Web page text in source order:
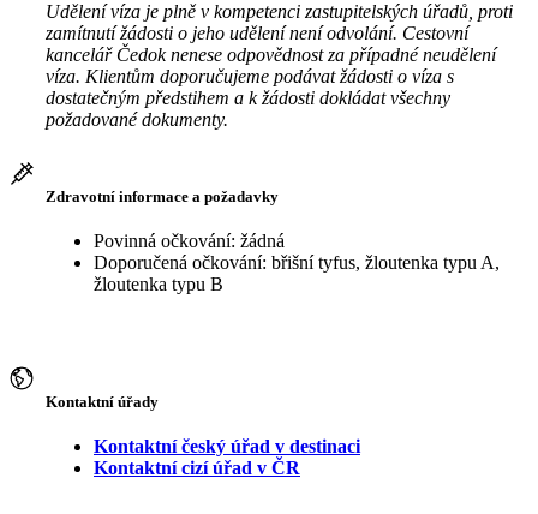
Udělení víza je plně v kompetenci zastupitelských úřadů, proti
zamítnutí žádosti o jeho udělení není odvolání. Cestovní
kancelář Čedok nenese odpovědnost za případné neudělení
víza. Klientům doporučujeme podávat žádosti o víza s
dostatečným předstihem a k žádosti dokládat všechny
požadované dokumenty.
Zdravotní informace a požadavky
Povinná očkování: žádná
Doporučená očkování: břišní tyfus, žloutenka typu A,
žloutenka typu B
Kontaktní úřady
Kontaktní český úřad v destinaci
Kontaktní cizí úřad v ČR